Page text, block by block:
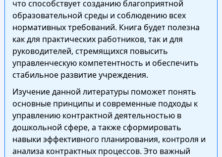
что способствует созданию благоприятной
образовательной среды и соблюдению всех
нормативных требований. Книга будет полезна
как для практических работников, так и для
руководителей, стремящихся повысить
управленческую компетентность и обеспечить
стабильное развитие учреждения.
Изучение данной литературы поможет понять
основные принципы и современные подходы к
управлению контрактной деятельностью в
дошкольной сфере, а также сформировать
навыки эффективного планирования, контроля и
анализа контрактных процессов. Это важный